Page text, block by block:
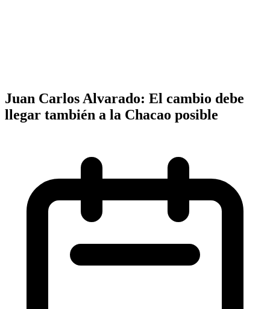
Juan Carlos Alvarado: El cambio debe
llegar también a la Chacao posible